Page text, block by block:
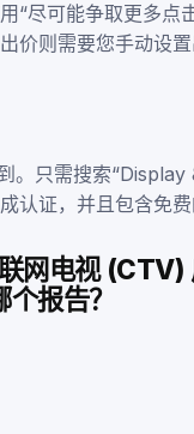
“尽可能争取更多点
价则需要您手动设
。只需搜索
认证，并且包含免费
电视 (CTV)
报告？